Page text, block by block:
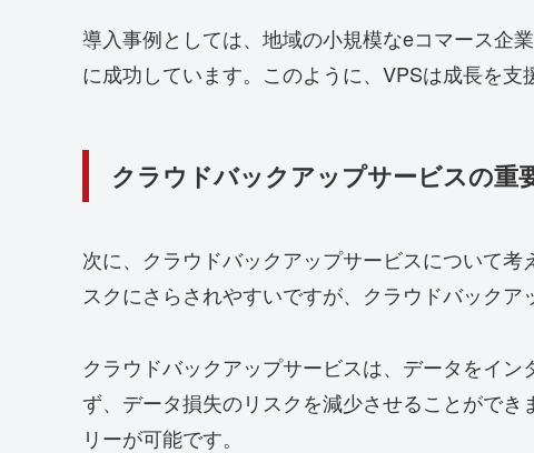
導入事例としては、地域の小規模なeコマース企
に成功しています。このように、VPSは成長を支
クラウドバックアップサービスの重
次に、クラウドバックアップサービスについて
スクにさらされやすいですが、クラウドバックア
クラウドバックアップサービスは、データをイ
ず、データ損失のリスクを減少させることがで
リーが可能です。